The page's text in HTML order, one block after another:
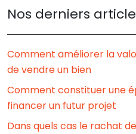
Nos derniers
Comment améliorer la
de vendre un bien
Comment constituer une
financer un futur projet
Dans quels cas le rachat